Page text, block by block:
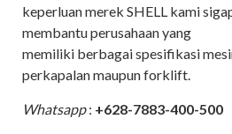
keperluan merek SHELL kami
membantu perusahaan yang
memiliki berbagai spesifikasi
perkapalan maupun forklift.
Whatsapp: +628-7883-400-500